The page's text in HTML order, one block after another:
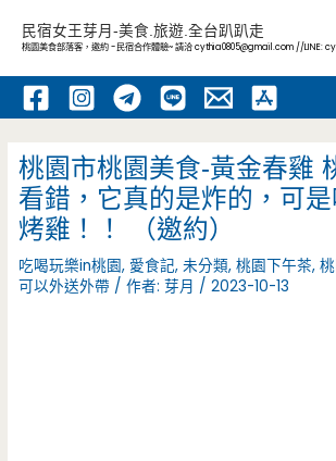
內
民宿女王芽月-美食.旅遊.全台趴趴走
桃園美食部落客，邀約 -民宿合作體驗~ 請洽cythia0805@gmail.com //LINE:
桃園市桃園美食-黃金春雞
看錯，它真的是炸的，可
烤雞！！ （邀約）
吃喝玩樂in桃園, 愛食記,未分類,桃園下午茶,
可以外送外帶 / 作者:芽月 /2023-10-13